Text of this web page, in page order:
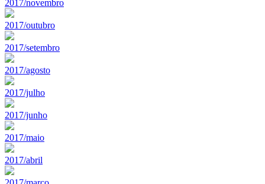
2017/novembro
2017/outubro
2017/setembro
2017/agosto
2017/julho
2017/junho
2017/maio
2017/abril